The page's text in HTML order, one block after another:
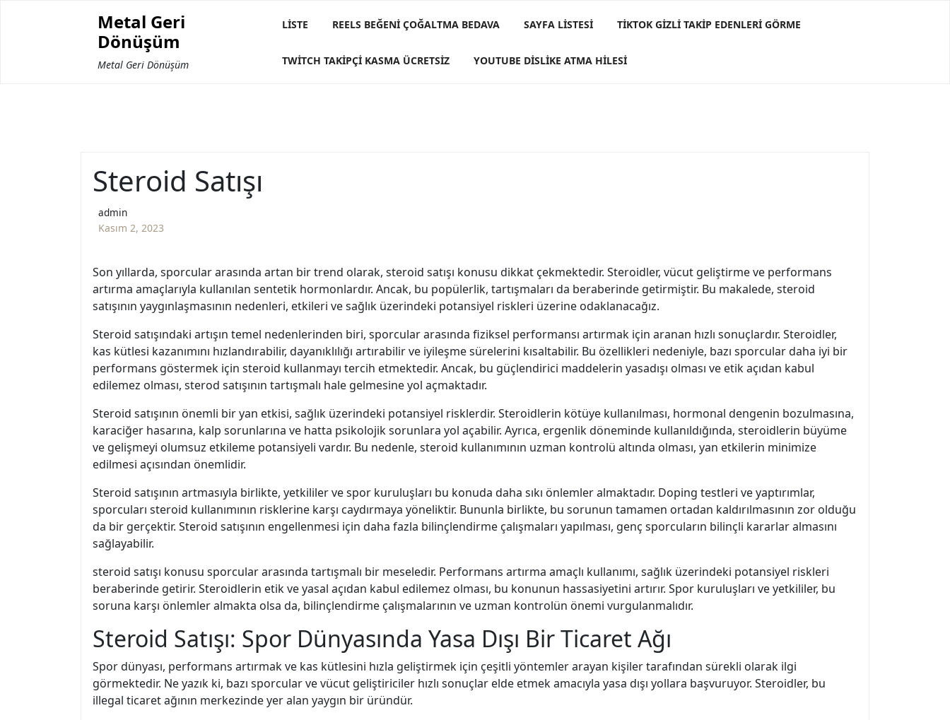
Metal Geri
Dönüşüm
Metal Geri Dönüşüm
LISTE REELS BEĞENI ÇOĞALTMA BEDAVA SAYFA LISTESI TIKTOK GIZLI TAKIP EDENLERI GÖRME
TWITCH TAKIPÇI KASMA ÜCRETSIZ YOUTUBE DISLIKE ATMA HILESI
Steroid Satışı
admin
Kasım 2, 2023
Son yıllarda, sporcular arasında artan bir trend olarak, steroid satışı konusu dikkat çekmektedir. Steroidler, vücut geliştirme ve performans
artırma amaçlarıyla kullanılan sentetik hormonlardır. Ancak, bu popülerlik, tartışmaları da beraberinde getirmiştir. Bu makalede, steroid
satışının yaygınlaşmasının nedenleri, etkileri ve sağlık üzerindeki potansiyel riskleri üzerine odaklanacağız.
Steroid satışındaki artışın temel nedenlerinden biri, sporcular arasında fiziksel performansı artırmak için aranan hızlı sonuçlardır. Steroidler,
kas kütlesi kazanımını hızlandırabilir, dayanıklılığı artırabilir ve iyileşme sürelerini kısaltabilir. Bu özellikleri nedeniyle, bazı sporcular daha iyi bir
performans göstermek için steroid kullanmayı tercih etmektedir. Ancak, bu güçlendirici maddelerin yasadışı olması ve etik açıdan kabul
edilemez olması, sterod satışının tartışmalı hale gelmesine yol açmaktadır.
Steroid satışının önemli bir yan etkisi, sağlık üzerindeki potansiyel risklerdir. Steroidlerin kötüye kullanılması, hormonal dengenin bozulmasına,
karaciğer hasarına, kalp sorunlarına ve hatta psikolojik sorunlara yol açabilir. Ayrıca, ergenlik döneminde kullanıldığında, steroidlerin büyüme
ve gelişmeyi olumsuz etkileme potansiyeli vardır. Bu nedenle, steroid kullanımının uzman kontrolü altında olması, yan etkilerin minimize
edilmesi açısından önemlidir.
Steroid satışının artmasıyla birlikte, yetkililer ve spor kuruluşları bu konuda daha sıkı önlemler almaktadır. Doping testleri ve yaptırımlar,
sporcuları steroid kullanımının risklerine karşı caydırmaya yöneliktir. Bununla birlikte, bu sorunun tamamen ortadan kaldırılmasının zor olduğu
da bir gerçektir. Steroid satışının engellenmesi için daha fazla bilinçlendirme çalışmaları yapılması, genç sporcuların bilinçli kararlar almasını
sağlayabilir.
steroid satışı konusu sporcular arasında tartışmalı bir meseledir. Performans artırma amaçlı kullanımı, sağlık üzerindeki potansiyel riskleri
beraberinde getirir. Steroidlerin etik ve yasal açıdan kabul edilemez olması, bu konunun hassasiyetini artırır. Spor kuruluşları ve yetkililer, bu
soruna karşı önlemler almakta olsa da, bilinçlendirme çalışmalarının ve uzman kontrolün önemi vurgulanmalıdır.
Steroid Satışı: Spor Dünyasında Yasa Dışı Bir Ticaret Ağı
Spor dünyası, performans artırmak ve kas kütlesini hızla geliştirmek için çeşitli yöntemler arayan kişiler tarafından sürekli olarak ilgi
görmektedir. Ne yazık ki, bazı sporcular ve vücut geliştiriciler hızlı sonuçlar elde etmek amacıyla yasa dışı yollara başvuruyor. Steroidler, bu
illegal ticaret ağının merkezinde yer alan yaygın bir üründür.